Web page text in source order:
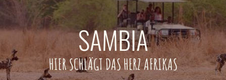
SAMBIA
HIER SCHLÄGT DAS HERZ AFRIKAS